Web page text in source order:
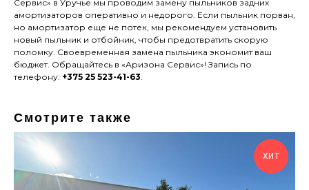
Сервис» в Уручье мы проводим замену пыльников задних
амортизаторов оперативно и недорого. Если пыльник порван,
но амортизатор еще не потек, мы рекомендуем установить
новый пыльник и отбойник, чтобы предотвратить скорую
поломку. Своевременная замена пыльника экономит ваш
бюджет. Обращайтесь в «Аризона Сервис»! Запись по
телефону: +375 25 523-41-63.
Смотрите также
ХИТ